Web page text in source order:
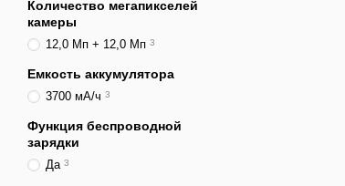
Количество мегапикселей
камеры
12,0 Мп + 12,0 Мп 3
Емкость аккумулятора
3700 мА/ч 3
Функция беспроводной
зарядки
Да 3